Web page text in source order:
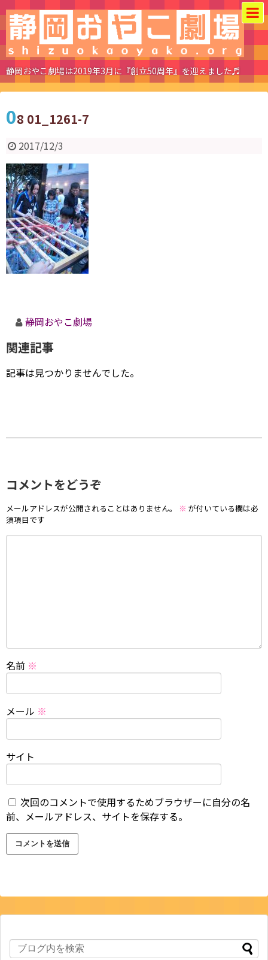
静岡おやこ劇場は2019年3月に『創立50周年』を迎えました♬
08 01_1261-7
2017/12/3
静岡おやこ劇場
関連記事
記事は見つかりませんでした。
コメントをどうぞ
メールアドレスが公開されることはありません。 ※ が付いている欄は必
須項目です
名前 ※
メール ※
サイト
次回のコメントで使用するためブラウザーに自分の名
前、メールアドレス、サイトを保存する。